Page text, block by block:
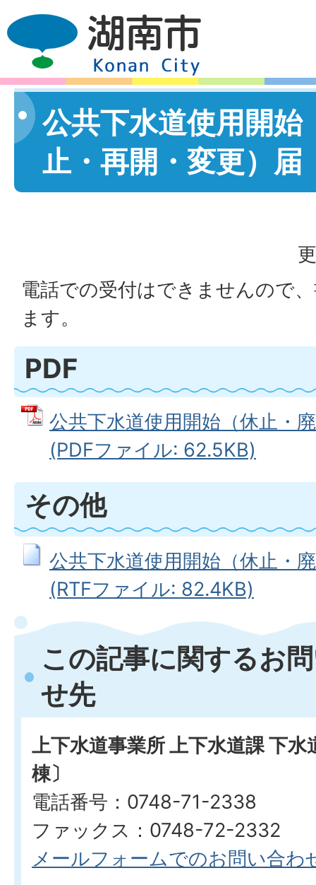
公共下水道使用開始
止・再開・変更）届
電話での受付はできませんので
ます。
PDF
公共下水道使用開始（休止・
(PDFファイル: 62.5KB)
その他
公共下水道使用開始（休止・
(RTFファイル: 82.4KB)
この記事に関するお
せ先
上下水道事業所 上下水道課 下水
棟〕
電話番号：0748-71-2338
ファックス：0748-72-2332
メールフォームでのお問い合わ